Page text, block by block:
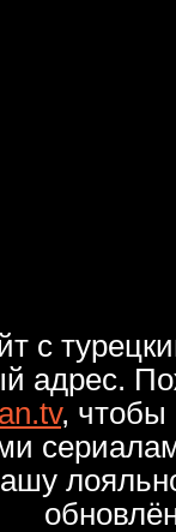
с
адрес.
, чтобы